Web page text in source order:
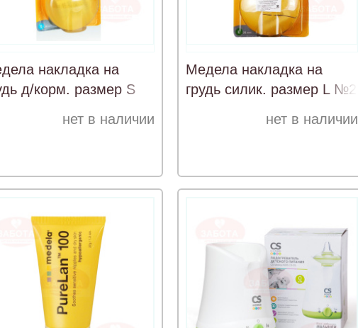
накладка на
д/корм. размер S
нет в наличии
Медела накладка на
грудь силик. размер L №2
нет в наличии